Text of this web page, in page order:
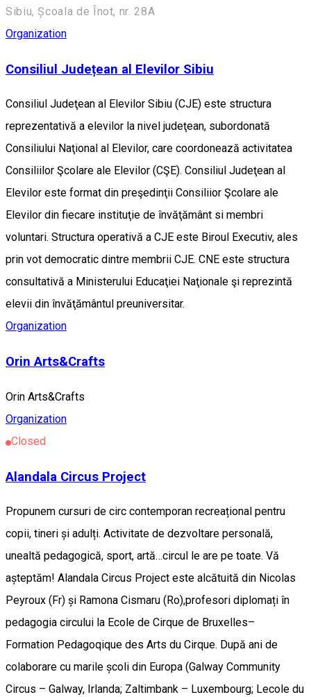
Sibiu, Școala de Înot, nr. 28A
Organization
Consiliul Județean al Elevilor Sibiu
Consiliul Judeţean al Elevilor Sibiu (CJE) este structura
reprezentativă a elevilor la nivel judeţean, subordonată
Consiliului Naţional al Elevilor, care coordonează activitatea
Consiliilor Şcolare ale Elevilor (CŞE). Consiliul Judeţean al
Elevilor este format din preşedinţii Consiliior Şcolare ale
Elevilor din fiecare instituţie de învăţământ si membri
voluntari. Structura operativă a CJE este Biroul Executiv, ales
prin vot democratic dintre membrii CJE. CNE este structura
consultativă a Ministerului Educaţiei Naţionale şi reprezintă
elevii din învăţământul preuniversitar.
Organization
Orin Arts&Crafts
Orin Arts&Crafts
Organization
Closed
Alandala Circus Project
Propunem cursuri de circ contemporan recreațional pentru
copii, tineri și adulți. Activitate de dezvoltare personală,
unealtă pedagogică, sport, artă…circul le are pe toate. Vă
așteptăm! Alandala Circus Project este alcătuită din Nicolas
Peyroux (Fr) și Ramona Cismaru (Ro),profesori diplomați în
pedagogia circului la Ecole de Cirque de Bruxelles–
Formation Pedagoqique des Arts du Cirque. După ani de
colaborare cu marile școli din Europa (Galway Community
Circus – Galway, Irlanda; Zaltimbank – Luxembourg; Lecole du